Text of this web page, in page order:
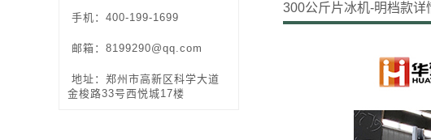
手机：400-199-1699
邮箱：8199290@qq.com
地址：郑州市高新区科学大道
金梭路33号西悦城17楼
300公斤片冰机-明档款详